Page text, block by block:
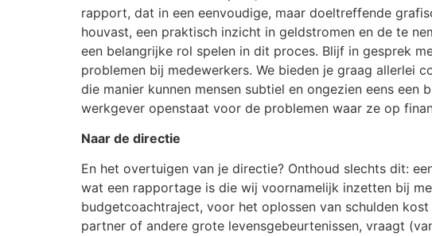
rapport, dat in een eenvoudige, maar doeltreffende
houvast, een praktisch inzicht in geldstromen en de te
een belangrijke rol spelen in dit proces. Blijf in gesprek
problemen bij medewerkers. We bieden je graag allerlei
die manier kunnen mensen subtiel en ongezien eens een
werkgever openstaat voor de problemen waar ze op
Naar de directie
En het overtuigen van je directie? Onthoud slechts dit:
wat een rapportage is die wij voornamelijk inzetten bij
budgetcoachtraject, voor het oplossen van schulden
partner of andere grote levensgebeurtenissen, vraagt